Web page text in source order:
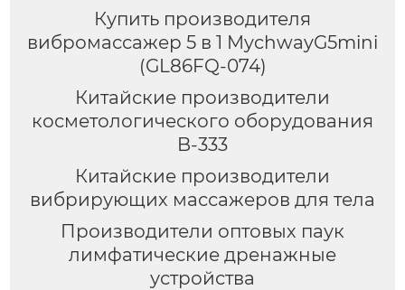
Купить производителя
вибромассажер 5 в 1 MychwayG5mini
(GL86FQ-074)
Китайские производители
косметологического оборудования
B-333
Китайские производители
вибрирующих массажеров для тела
Производители оптовых паук
лимфатические дренажные
устройства